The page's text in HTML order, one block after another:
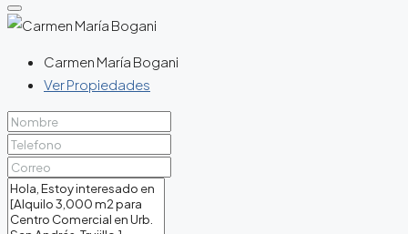
Carmen María Bogani
Ver Propiedades